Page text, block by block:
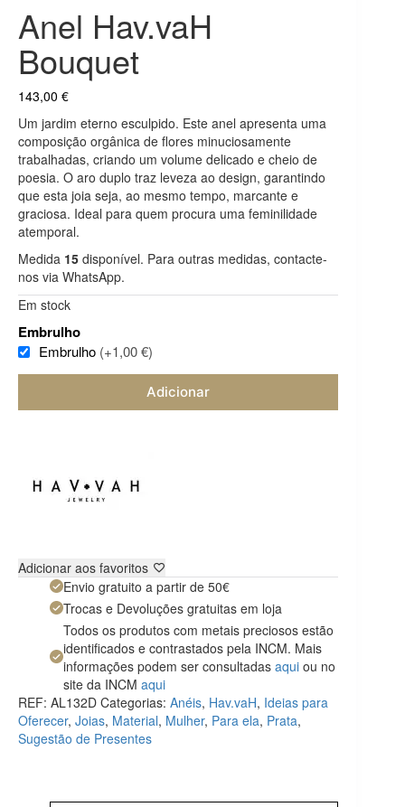
Anel Hav.vaH
Bouquet
143,00 €
Um jardim eterno esculpido. Este anel apresenta uma
composição orgânica de flores minuciosamente
trabalhadas, criando um volume delicado e cheio de
poesia. O aro duplo traz leveza ao design, garantindo
que esta joia seja, ao mesmo tempo, marcante e
graciosa. Ideal para quem procura uma feminilidade
atemporal.
Medida 15 disponível. Para outras medidas, contacte-
nos via WhatsApp.
Em stock
Embrulho
Embrulho (+1,00 €)
Adicionar
Adicionar aos favoritos
Envio gratuito a partir de 50€
Trocas e Devoluções gratuitas em loja
Todos os produtos com metais preciosos estão
identificados e contrastados pela INCM. Mais
informações podem ser consultadas aqui ou no
site da INCM aqui
REF: AL132D Categorias: Anéis, Hav.vaH, Ideias para
Oferecer, Joias, Material, Mulher, Para ela, Prata,
Sugestão de Presentes